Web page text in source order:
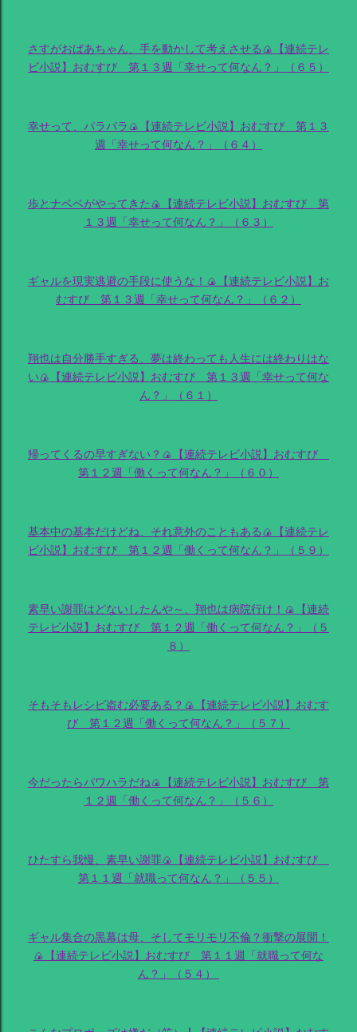
さすがおばあちゃん、手を動かして考えさせる🍙【連続テレ
ビ小説】おむすび 第１３週「幸せって何なん？」（６５）
幸せって、パラパラ🍙【連続テレビ小説】おむすび 第１３
週「幸せって何なん？」（６４）
歩とナベベがやってきた🍙【連続テレビ小説】おむすび 第
１３週「幸せって何なん？」（６３）
ギャルを現実逃避の手段に使うな！🍙【連続テレビ小説】お
むすび 第１３週「幸せって何なん？」（６２）
翔也は自分勝手すぎる、夢は終わっても人生には終わりはな
い🍙【連続テレビ小説】おむすび 第１３週「幸せって何な
ん？」（６１）
帰ってくるの早すぎない？🍙【連続テレビ小説】おむすび
第１２週「働くって何なん？」（６０）
基本中の基本だけどね、それ意外のこともある🍙【連続テレ
ビ小説】おむすび 第１２週「働くって何なん？」（５９）
素早い謝罪はどないしたんや～、翔也は病院行け！🍙【連続
テレビ小説】おむすび 第１２週「働くって何なん？」（５
８）
そもそもレシピ盗む必要ある？🍙【連続テレビ小説】おむす
び 第１２週「働くって何なん？」（５７）
今だったらパワハラだね🍙【連続テレビ小説】おむすび 第
１２週「働くって何なん？」（５６）
ひたすら我慢、素早い謝罪🍙【連続テレビ小説】おむすび
第１１週「就職って何なん？」（５５）
ギャル集合の黒幕は母、そしてモリモリ不倫？衝撃の展開！
🍙【連続テレビ小説】おむすび 第１１週「就職って何な
ん？」（５４）